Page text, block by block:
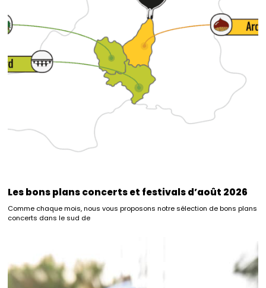
Les bons plans concerts et festivals d’août 2026
Comme chaque mois, nous vous proposons notre sélection de bons plans
concerts dans le sud de